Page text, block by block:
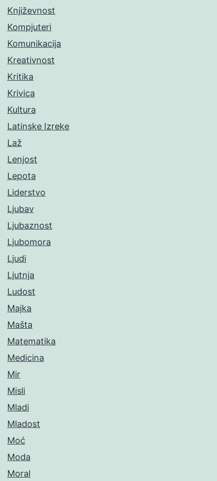
Književnost
Kompjuteri
Komunikacija
Kreativnost
Kritika
Krivica
Kultura
Latinske Izreke
Laž
Lenjost
Lepota
Liderstvo
Ljubav
Ljubaznost
Ljubomora
Ljudi
Ljutnja
Ludost
Majka
Mašta
Matematika
Medicina
Mir
Misli
Mladi
Mladost
Moć
Moda
Moral